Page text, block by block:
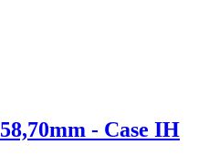
- Case IH